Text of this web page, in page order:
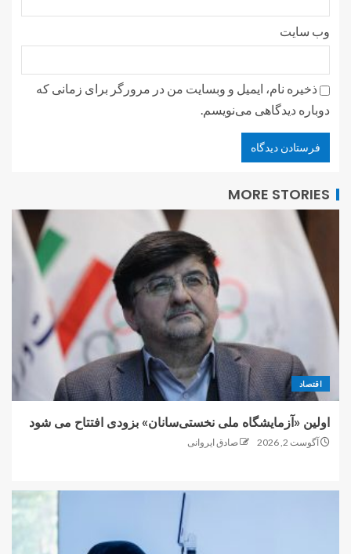
وب‌ سایت
ذخیره نام، ایمیل و وبسایت من در مرورگر برای زمانی که
دوباره دیدگاهی می‌نویسم.
MORE STORIES
اقتصاد
اولین «آزمایشگاه ملی نخستی‌سانان» بزودی افتتاح می شود
آگوست 2, 2026 صادق ایروانی